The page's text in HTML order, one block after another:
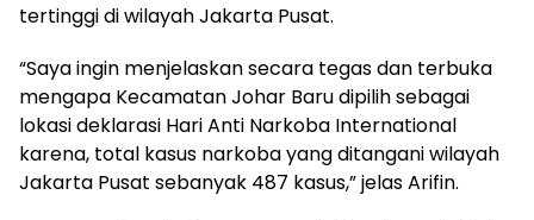
tertinggi di wilayah Jakarta Pusat.
“Saya ingin menjelaskan secara tegas dan terbuka
mengapa Kecamatan Johar Baru dipilih sebagai
lokasi deklarasi Hari Anti Narkoba International
karena, total kasus narkoba yang ditangani wilayah
Jakarta Pusat sebanyak 487 kasus,” jelas Arifin.